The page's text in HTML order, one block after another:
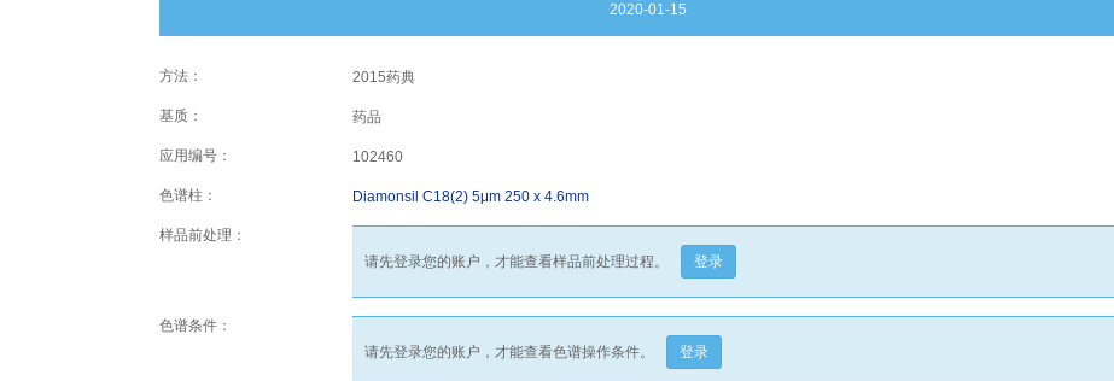
2020-01-15
方法： 2015药典
基质： 药品
应用编号： 102460
色谱柱： Diamonsil C18(2) 5μm 250 x 4.6mm
样品前处理：
请先登录您的账户，才能查看样品前处理过程。
登录
色谱条件：
请先登录您的账户，才能查看色谱操作条件。
登录